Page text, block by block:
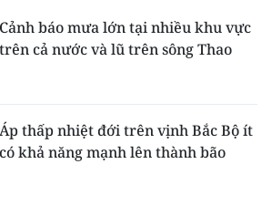
Cảnh báo mưa lớn tại nhiều khu vực
trên cả nước và lũ trên sông Thao
Áp thấp nhiệt đới trên vịnh Bắc Bộ ít
có khả năng mạnh lên thành bão